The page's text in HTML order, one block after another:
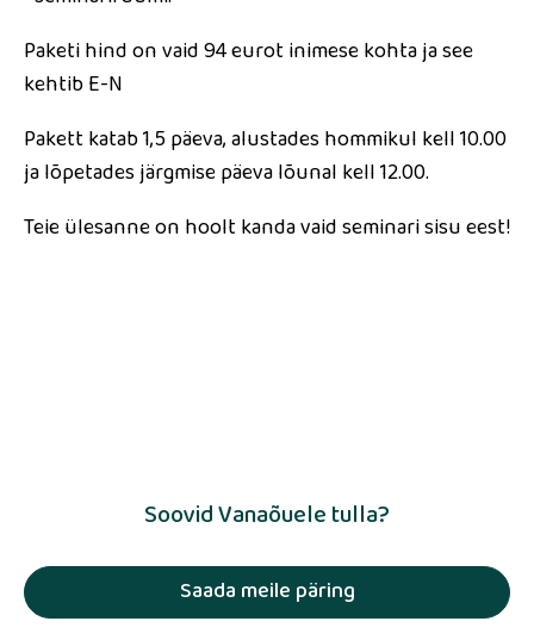
Paketi hind onvaid 94 eurot inimese kohtaja see
kehtib E-N
Pakett katab 1,5 päeva, alustades hommikul kell 10.00
ja lõpetades järgmise päeva lõunal kell 12.00.
Teie ülesanne on hoolt kanda vaid seminari sisu eest!
Soovid Vanaõuele tulla?
Saada meile päring